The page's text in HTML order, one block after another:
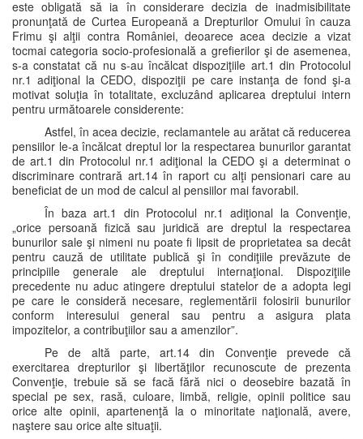
este obligată să ia în considerare decizia de inadmisibilitate
pronunţată de Curtea Europeană a Drepturilor Omului în cauza
Frimu şi alţii contra României, deoarece acea decizie a vizat
tocmai categoria socio-profesională a grefierilor şi de asemenea,
s-a constatat că nu s-au încălcat dispoziţiile art.1 din Protocolul
nr.1 adiţional la CEDO, dispoziţii pe care instanţa de fond şi-a
motivat soluţia în totalitate, excluzând aplicarea dreptului intern
pentru următoarele considerente:
Astfel, în acea decizie, reclamantele au arătat că reducerea
pensiilor le-a încălcat dreptul lor la respectarea bunurilor garantat
de art.1 din Protocolul nr.1 adiţional la CEDO şi a determinat o
discriminare contrară art.14 în raport cu alţi pensionari care au
beneficiat de un mod de calcul al pensiilor mai favorabil.
În baza art.1 din Protocolul nr.1 adiţional la Convenţie,
„orice persoană fizică sau juridică are dreptul la respectarea
bunurilor sale şi nimeni nu poate fi lipsit de proprietatea sa decât
pentru cauză de utilitate publică şi în condiţiile prevăzute de
principiile generale ale dreptului internaţional. Dispoziţiile
precedente nu aduc atingere dreptului statelor de a adopta legi
pe care le consideră necesare, reglementării folosirii bunurilor
conform interesului general sau pentru a asigura plata
impozitelor, a contribuţiilor sau a amenzilor”.
Pe de altă parte, art.14 din Convenţie prevede că
exercitarea drepturilor şi libertăţilor recunoscute de prezenta
Convenţie, trebuie să se facă fără nici o deosebire bazată în
special pe sex, rasă, culoare, limbă, religie, opinii politice sau
orice alte opinii, apartenenţă la o minoritate naţională, avere,
naştere sau orice alte situaţii.